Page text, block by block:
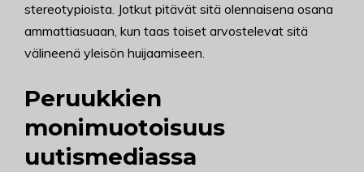
stereotypioista. Jotkut pitävät sitä olennaisena osana
ammattiasuaan, kun taas toiset arvostelevat sitä
välineenä yleisön huijaamiseen.
Peruukkien
monimuotoisuus
uutismediassa